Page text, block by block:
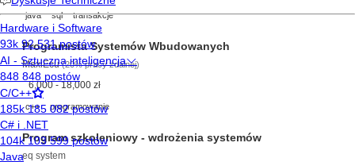
java sql transakcje
Programista Systemów Wbudowanych
MaxiEcu (20% pracy zdalnej)
6,000 - 18,000 zł
c++ programowanie
Program szkoleniowy - wdrożenia systemów
eq system